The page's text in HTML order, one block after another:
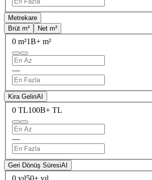
Metrekare
Brüt m²
Net m²
0 m²1B+ m²
—
Kira GeliriAI
0 TL100B+ TL
—
Geri Dönüş SüresiAI